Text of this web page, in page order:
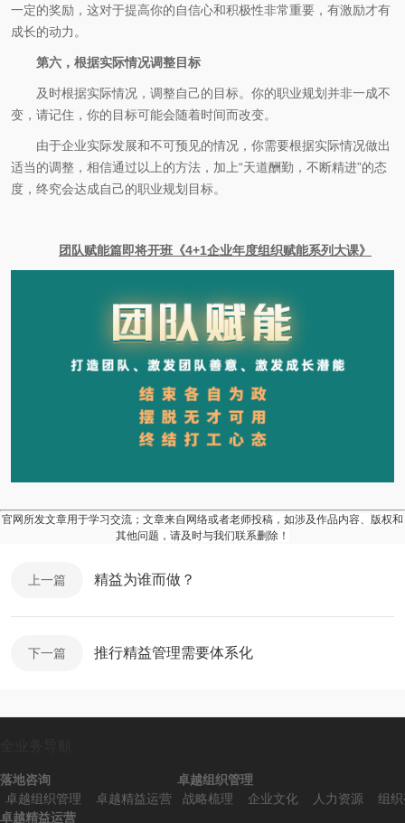
一定的奖励，这对于提高你的自信心和积极性非常重要，有激励才有
成长的动力。
第六，根据实际情况调整目标
及时根据实际情况，调整自己的目标。你的职业规划并非一成不
变，请记住，你的目标可能会随着时间而改变。
由于企业实际发展和不可预见的情况，你需要根据实际情况做出
适当的调整，相信通过以上的方法，加上“天道酬勤，不断精进”的态
度，终究会达成自己的职业规划目标。
团队赋能篇即将开班《4+1企业年度组织赋能系列大课》
官网所发文章用于学习交流；文章来自网络或者老师投稿，如涉及作品内容、版权和
其他问题，请及时与我们联系删除！
上一篇 精益为谁而做？
下一篇 推行精益管理需要体系化
落地咨询
卓越组织管理
卓越精益运营
卓越组织管理
战略梳理
企业文化 人力资源
组
卓越精益运营